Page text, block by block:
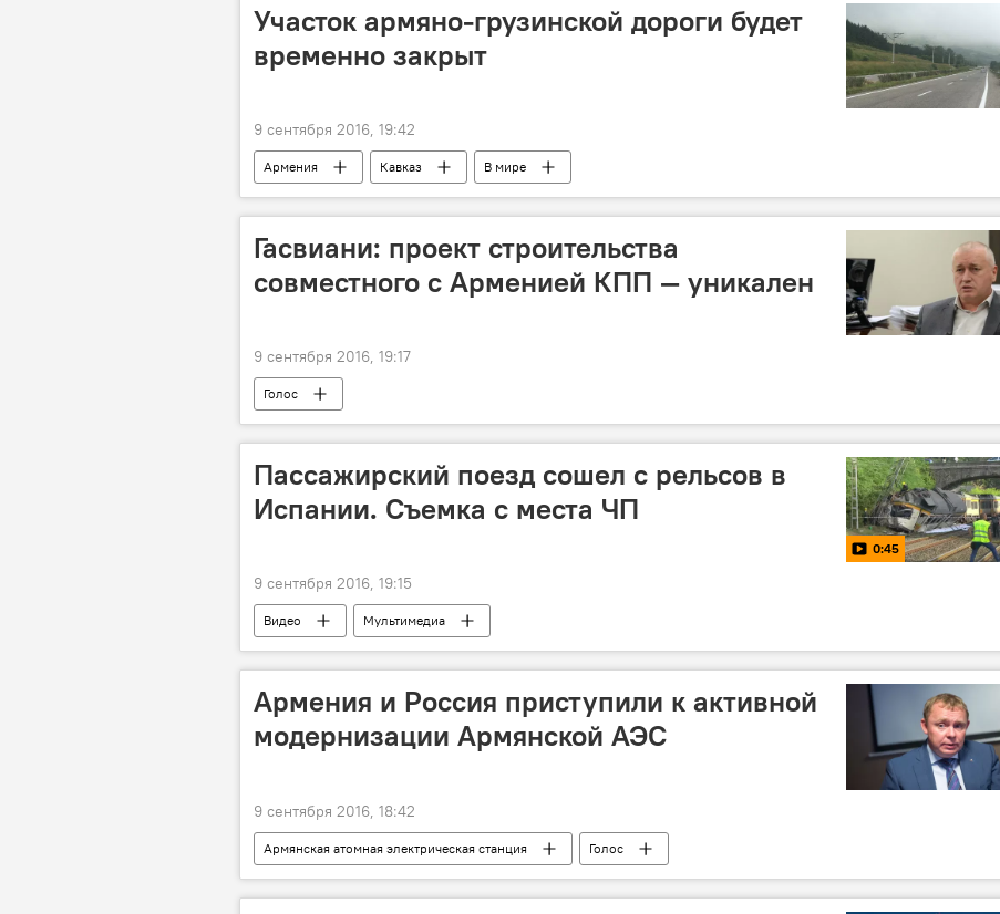
Участок армяно-грузинской дороги будет
временно закрыт
9 сентября 2016, 19:42
Армения Кавказ В мире
Гасвиани: проект строительства
совместного с Арменией КПП — уникален
9 сентября 2016, 19:17
Голос
Пассажирский поезд сошел с рельсов в
Испании. Съемка с места ЧП
0:45
9 сентября 2016, 19:15
Видео Мультимедиа
Армения и Россия приступили к активной
модернизации Армянской АЭС
9 сентября 2016, 18:42
Армянская атомная электрическая станция Голос